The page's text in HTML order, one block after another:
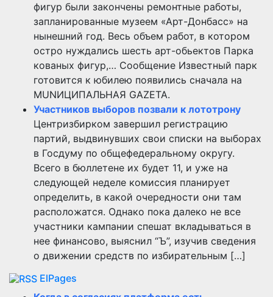
фигур были закончены ремонтные работы,
запланированные музеем «Арт-Донбасс» на
нынешний год. Весь объем работ, в котором
остро нуждались шесть арт-обьектов Парка
кованых фигур,… Сообщение Известный парк
готовится к юбилею появились сначала на
MUNИЦИПАЛЬНАЯ GAZЕТА.
Участников выборов позвали к лототрону
Центризбирком завершил регистрацию
партий, выдвинувших свои списки на выборах
в Госдуму по общефедеральному округу.
Всего в бюллетене их будет 11, и уже на
следующей неделе комиссия планирует
определить, в какой очередности они там
расположатся. Однако пока далеко не все
участники кампании спешат вкладываться в
нее финансово, выяснил “Ъ”, изучив сведения
о движении средств по избирательным […]
ElPages